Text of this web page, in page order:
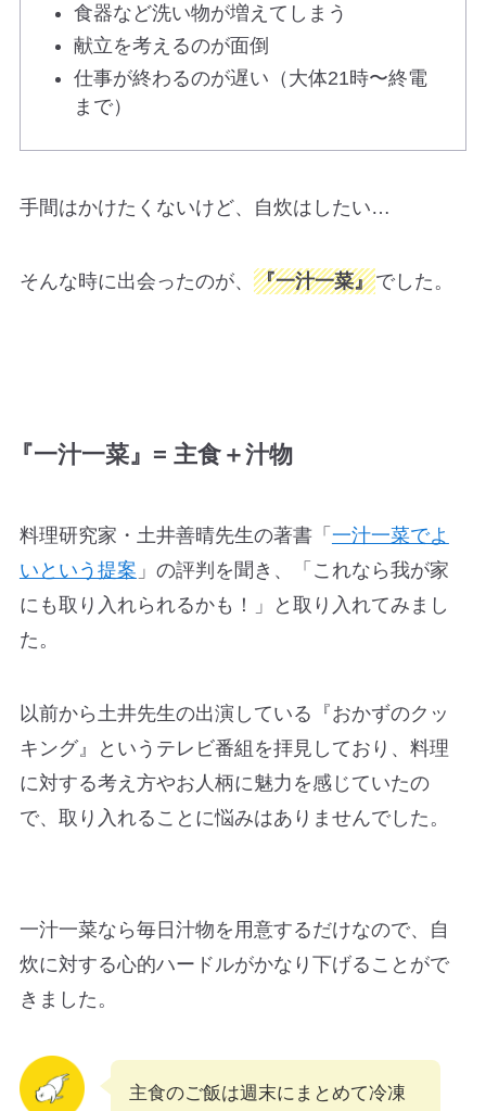
食器など洗い物が増えてしまう
献立を考えるのが面倒
仕事が終わるのが遅い（大体21時〜終電
まで）
手間はかけたくないけど、自炊はしたい…
そんな時に出会ったのが、 『一汁一菜』でした。
『一汁一菜』= 主食＋汁物
料理研究家・土井善晴先生の著書「 一汁一菜でよ
いという提案 」の評判を聞き、「これなら我が家
にも取り入れられるかも！」と取り入れてみまし
た。
以前から土井先生の出演している『おかずのクッ
キング』というテレビ番組を拝見しており、料理
に対する考え方やお人柄に魅力を感じていたの
で、取り入れることに悩みはありませんでした。
一汁一菜なら毎日汁物を用意するだけなので、自
炊に対する心的ハードルがかなり下げることがで
きました。
主食のご飯は週末にまとめて冷凍